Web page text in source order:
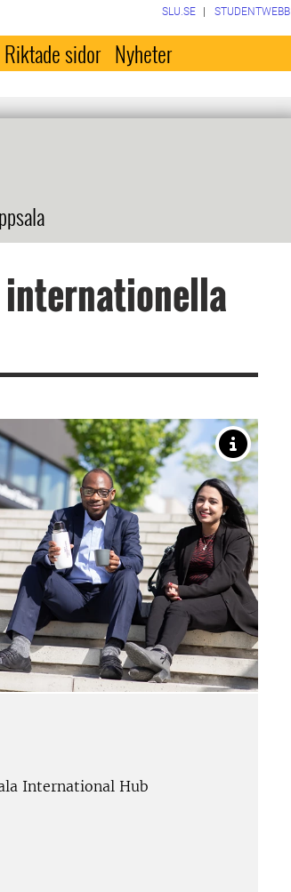
SLU.SE STUDENTWEBB
Riktade sidor Nyheter
International Hub